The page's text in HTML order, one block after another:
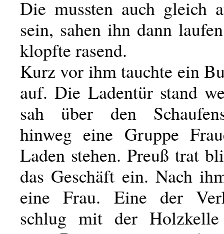
Die mussten auch gleich
sein, sahen ihn dann
klopfte rasend.
Kurz vor ihm tauchte ein
auf. Die Ladentür stand
sah über den
hinweg eine Gruppe
Laden stehen. Preuß trat
das Geschäft ein. Nach
eine Frau. Eine der
schlug mit der Holzkelle